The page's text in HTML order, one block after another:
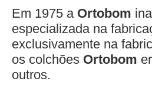
Em 1975 a Ortobom
especializada na
exclusivamente na
os colchões Ortobom
outros.